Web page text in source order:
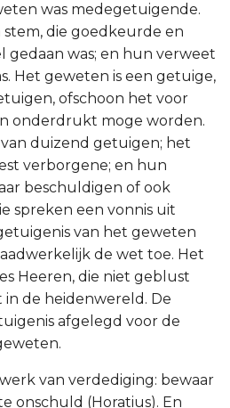
was medegetuigende.
stem, die goedkeurde en
gedaan was; en hun verweet
Het geweten is een getuige,
ofschoon het voor
onderdrukt moge worden.
duizend getuigen; het
verborgene; en hun
beschuldigen of ook
spreken een vonnis uit
van het geweten
de wet toe. Het
Heeren, die niet geblust
de heidenwereld. De
afgelegd voor de
van verdediging: bewaar
onschuld (Horatius). En